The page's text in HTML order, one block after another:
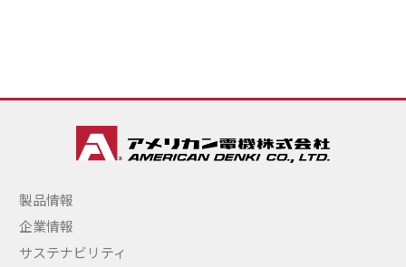
製品情報
企業情報
サステナビリティ